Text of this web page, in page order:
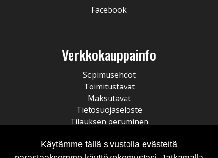
Facebook
Verkkokauppainfo
Sopimusehdot
Toimitustavat
Maksutavat
Tietosuojaseloste
Tilauksen peruminen
Käytämme tällä sivustolla evästeitä